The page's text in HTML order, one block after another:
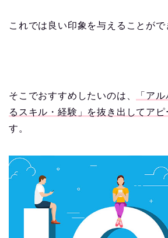
これでは良い印象を与えることがで
そこでおすすめしたいのは、
「ア
るスキル・経験」を抜き出してアピ
す。